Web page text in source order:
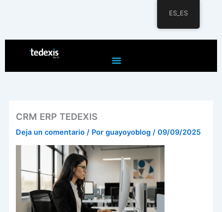
CRM ERP TEDEXIS
Deja un comentario / Porguayoyoblog/09/09/2025
ES_ES